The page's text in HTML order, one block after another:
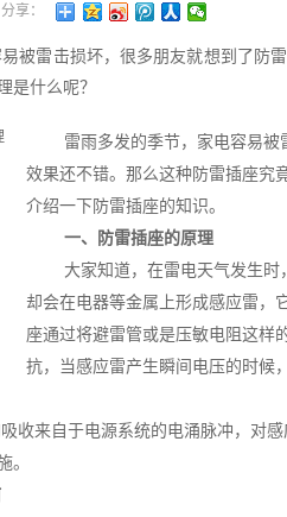
分享：
被雷击损坏，很多朋友就想到了防
是什么呢？
雷雨多发的季节，家电容易
效果还不错。那么这种防雷插座究
介绍一下防雷插座的知识。
一、防雷插座的原理
大家知道，在雷电天气发生
却会在电器等金属上形成感应雷，
座通过将避雷管或是压敏电阻这样
抗，当感应雷产生瞬间电压的时候
收来自于电源系统的电涌脉冲，对
。